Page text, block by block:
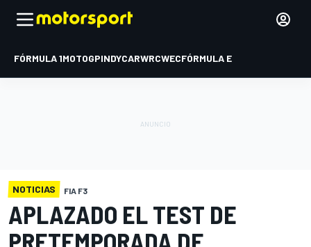
FÓRMULA 1MOTOGPINDYCARWRCWECFÓRMULA E
NOTICIAS FIA F3
APLAZADO EL TEST DE